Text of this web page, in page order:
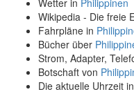
Wetter in Philippinen
Wikipedia - Die freie
Fahrpläne in
Bücher über
Strom, Adapter,
Botschaft von
Die aktuelle Uhrzeit in